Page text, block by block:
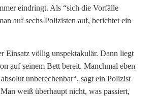
eindringt. Als “sich die Vorfälle
auf sechs Polizisten auf, berichtet ein
Einsatz völlig unspektakulär. Dann liegt
auf seinem Bett bereit. Manchmal eben
unberechenbar“, sagt ein Polizist
weiß überhaupt nicht, was passiert,